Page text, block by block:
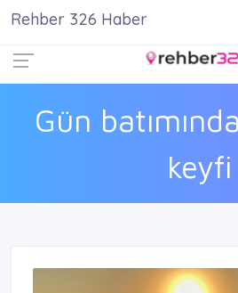
Gün
keyfi
Rehber 326 Haber